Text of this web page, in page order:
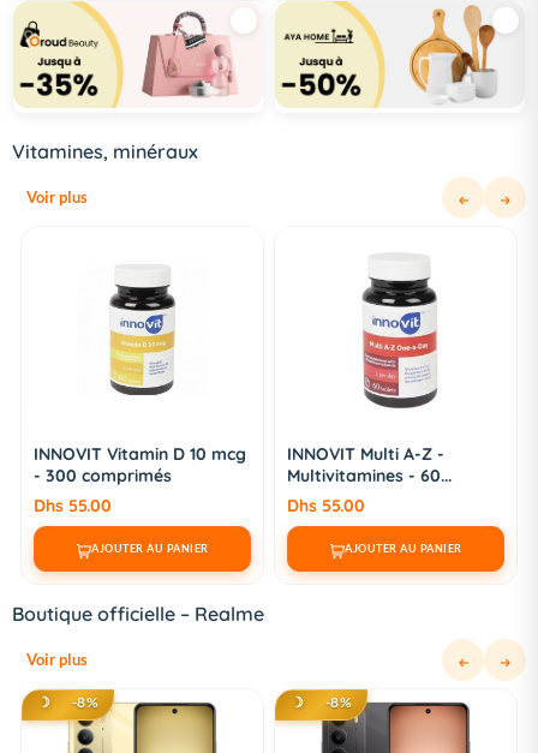
Vitamines, minéraux
Voir plus
INNOVIT Multi A-Z -
Multivitamines - 60...
Dhs 55.00
AJOUTER AU PANIER
Biotech Usa GH - Hormone
Regulateur - 12...
Dhs 199.00
AJOUTER AU PANIER
Boutique officielle – Realme
Voir plus
☽ -8% ☽ -8%